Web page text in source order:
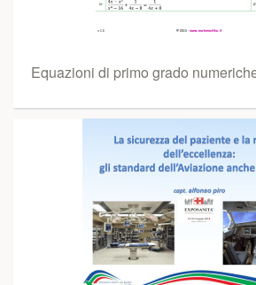
Equazioni di primo grado